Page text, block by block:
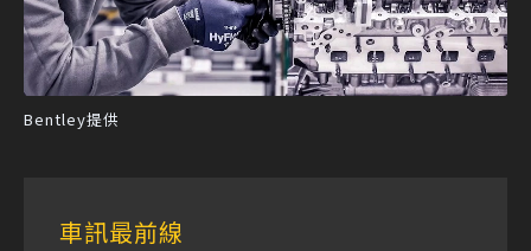
Bentley提供
車訊最前線